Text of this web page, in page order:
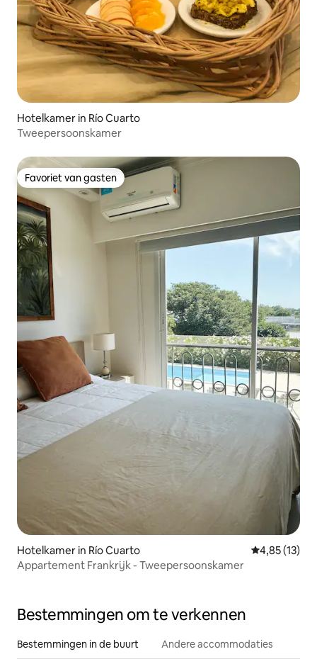
Hotelkamer in Río Cuarto
Tweepersoonskamer
Favoriet van gasten
Favoriet van gasten
Hotelkamer in Río Cuarto Gemiddelde
4,85 (13)
Appartement Frankrijk - Tweepersoonskamer
Bestemmingen om te verkennen
Bestemmingen in de buurt Andere accommodaties